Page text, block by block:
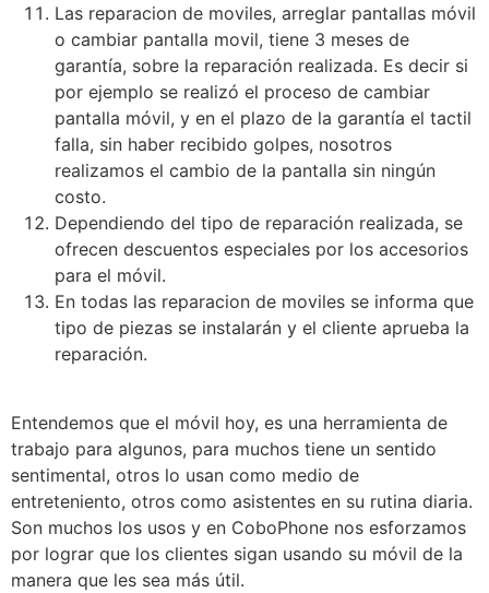
Las reparacion de moviles, arreglar pantallas móvil
o cambiar pantalla movil, tiene 3 meses de
garantía, sobre la reparación realizada. Es decir si
por ejemplo se realizó el proceso de cambiar
pantalla móvil, y en el plazo de la garantía el tactil
falla, sin haber recibido golpes, nosotros
realizamos el cambio de la pantalla sin ningún
costo.
Dependiendo del tipo de reparación realizada, se
ofrecen descuentos especiales por los accesorios
para el móvil.
En todas las reparacion de moviles se informa que
tipo de piezas se instalarán y el cliente aprueba la
reparación.
Entendemos que el móvil hoy, es una herramienta de
trabajo para algunos, para muchos tiene un sentido
sentimental, otros lo usan como medio de
entreteniento, otros como asistentes en su rutina diaria.
Son muchos los usos y en CoboPhone nos esforzamos
por lograr que los clientes sigan usando su móvil de la
manera que les sea más útil.